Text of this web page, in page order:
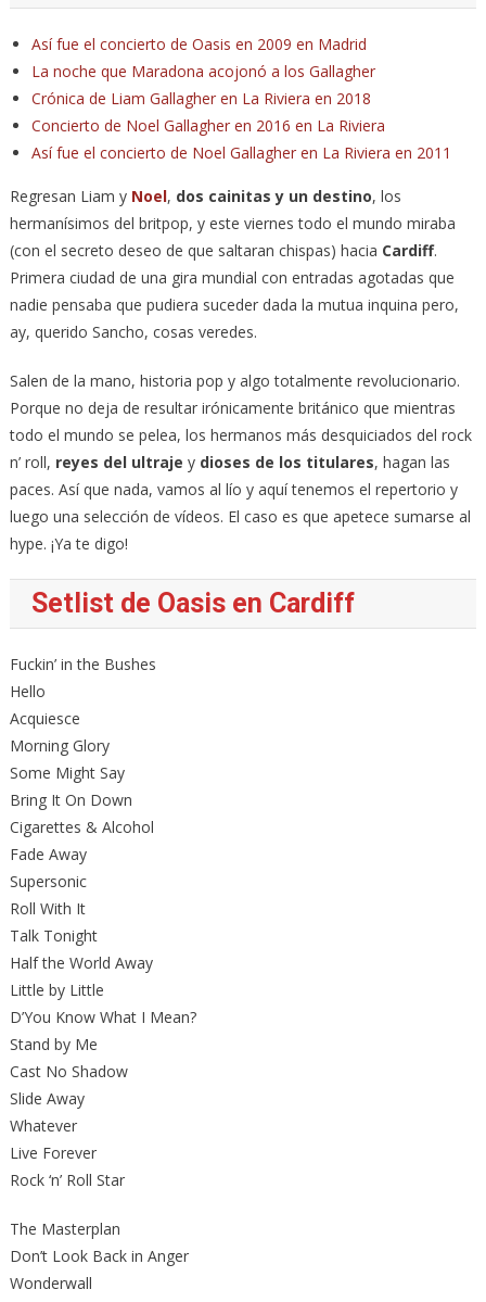
Así fue el concierto de Oasis en 2009 en Madrid
La noche que Maradona acojonó a los Gallagher
Crónica de Liam Gallagher en La Riviera en 2018
Concierto de Noel Gallagher en 2016 en La Riviera
Así fue el concierto de Noel Gallagher en La Riviera en 2011
Regresan Liam y Noel, dos cainitas y un destino, los
hermanísimos del britpop, y este viernes todo el mundo miraba
(con el secreto deseo de que saltaran chispas) hacia Cardiff.
Primera ciudad de una gira mundial con entradas agotadas que
nadie pensaba que pudiera suceder dada la mutua inquina pero,
ay, querido Sancho, cosas veredes.
Salen de la mano, historia pop y algo totalmente revolucionario.
Porque no deja de resultar irónicamente británico que mientras
todo el mundo se pelea, los hermanos más desquiciados del rock
n’ roll, reyes del ultraje y dioses de los titulares, hagan las
paces. Así que nada, vamos al lío y aquí tenemos el repertorio y
luego una selección de vídeos. El caso es que apetece sumarse al
hype. ¡Ya te digo!
Setlist de Oasis en Cardiff
Fuckin’ in the Bushes
Hello
Acquiesce
Morning Glory
Some Might Say
Bring It On Down
Cigarettes & Alcohol
Fade Away
Supersonic
Roll With It
Talk Tonight
Half the World Away
Little by Little
D’You Know What I Mean?
Stand by Me
Cast No Shadow
Slide Away
Whatever
Live Forever
Rock ‘n’ Roll Star
The Masterplan
Don’t Look Back in Anger
Wonderwall